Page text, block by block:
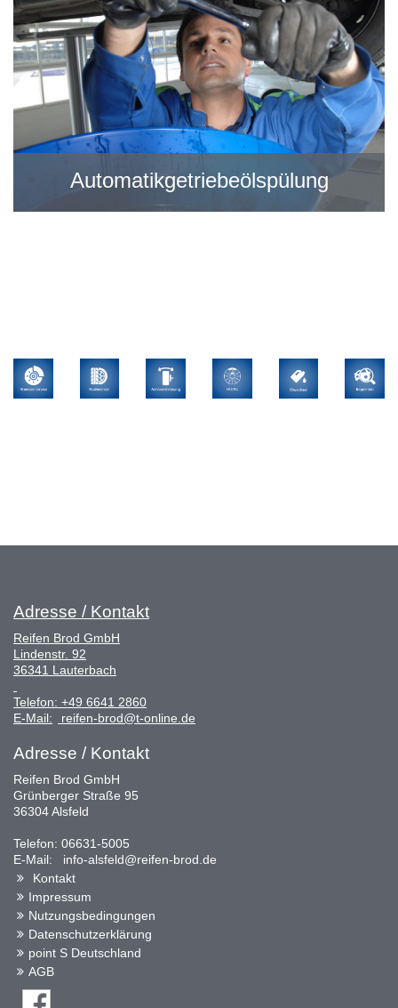
Automatikgetriebeölspülung
Adresse / Kontakt
Reifen Brod GmbH
Lindenstr. 92
36341 Lauterbach
Telefon: +49 6641 2860
E-Mail:
reifen-brod@t-online.de
Adresse / Kontakt
Reifen Brod GmbH
Grünberger Straße 95
36304 Alsfeld
Telefon: 06631-5005
E-Mail: info-alsfeld@reifen-brod.de
Kontakt
Impressum
Nutzungsbedingungen
Datenschutzerklärung
point S Deutschland
AGB